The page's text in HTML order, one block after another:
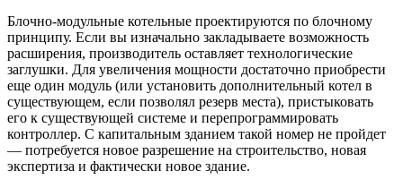
Блочно-модульные котельные проектируются по блочному
принципу. Если вы изначально закладываете возможность
расширения, производитель оставляет технологические
заглушки. Для увеличения мощности достаточно приобрести
еще один модуль (или установить дополнительный котел в
существующем, если позволял резерв места), пристыковать
его к существующей системе и перепрограммировать
контроллер. С капитальным зданием такой номер не пройдет
— потребуется новое разрешение на строительство, новая
экспертиза и фактически новое здание.